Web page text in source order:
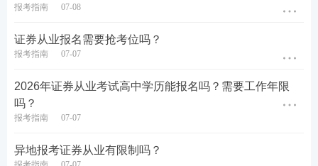
1.报名及缴、退费应在规定时间内完成。
2.考生报名应按系统流程提示操作,缴费成功即完成报
名。报名成功的考生在当次考试报名截止日前可选择
网上退考;当次考试同一科目退考两次的考生将无法再
次报考当次考试的该科目考试。
报考指南 07-08
证券从业报名需要抢考位吗？
报考指南 07-07
2026年证券从业考试高中学历能报名吗？需要工作年限
吗？
报考指南 07-07
异地报考证券从业有限制吗？